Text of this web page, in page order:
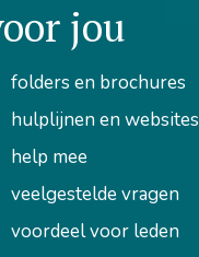
jou
folders en brochures
hulplijnen en websites
help mee
veelgestelde vragen
voordeel voor leden